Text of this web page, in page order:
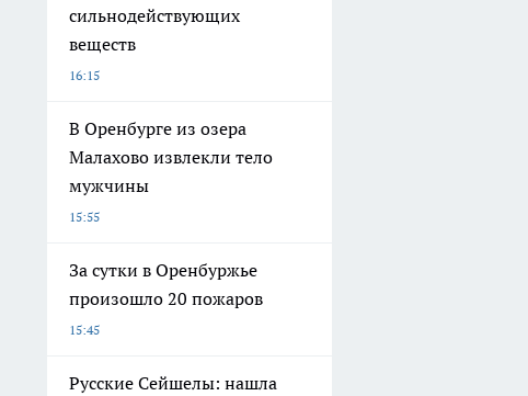
сильнодействующих
веществ
16:15
В Оренбурге из озера
Малахово извлекли тело
мужчины
15:55
За сутки в Оренбуржье
произошло 20 пожаров
15:45
Русские Сейшелы: нашла